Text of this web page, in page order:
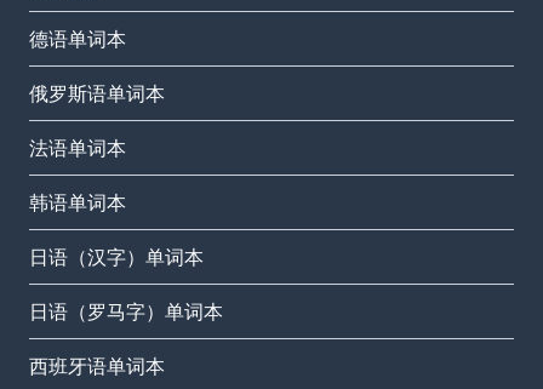
德语单词本
俄罗斯语单词本
法语单词本
韩语单词本
日语（汉字）单词本
日语（罗马字）单词本
西班牙语单词本